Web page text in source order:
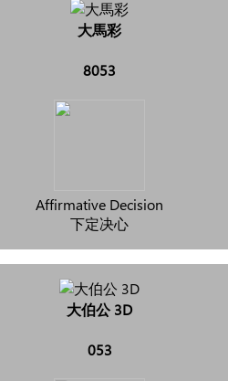
大馬彩
8053
Affirmative Decision
下定决心
大伯公 3D
053